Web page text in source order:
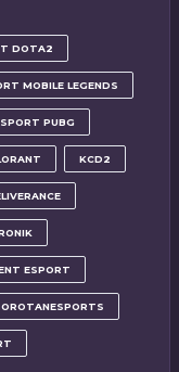
DOTA2
MOBILE LEGENDS
PUBG
KCD2
ESPORT